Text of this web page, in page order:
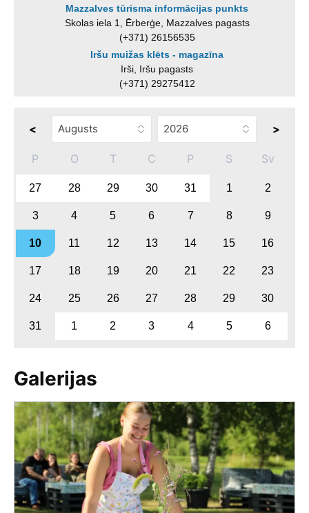
Mazzalves tūrisma informācijas punkts
Skolas iela 1, Ērberģe, Mazzalves pagasts
(+371) 26156535
Iršu muižas klēts - magazīna
Irši, Iršu pagasts
(+371) 29275412
< >
P O T C P S Sv
27 28 29 30 31 1 2
3 4 5 6 7 8 9
10 11 12 13 14 15 16
17 18 19 20 21 22 23
24 25 26 27 28 29 30
31 1 2 3 4 5 6
Galerijas